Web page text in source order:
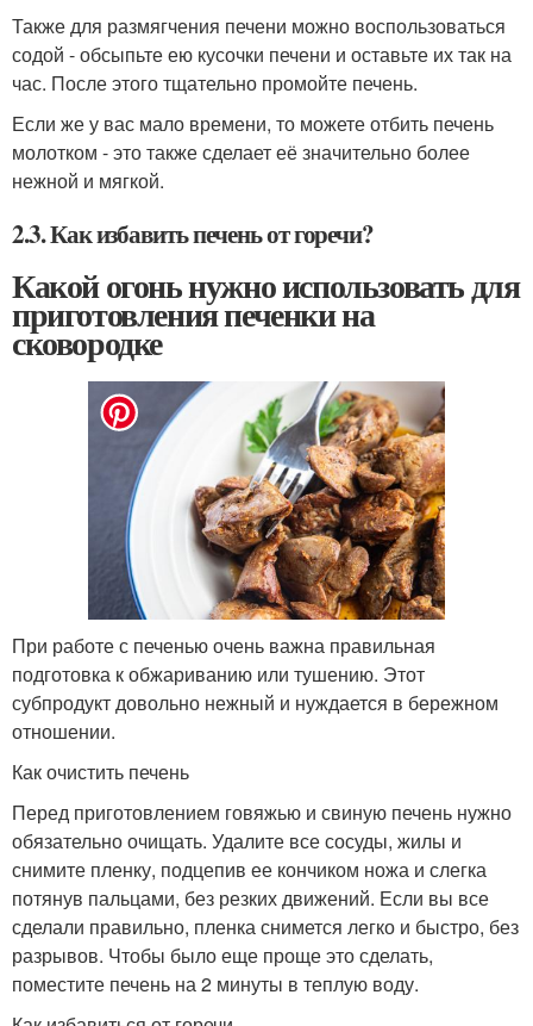
Также для размягчения печени можно воспользоваться
содой - обсыпьте ею кусочки печени и оставьте их так на
час. После этого тщательно промойте печень.
Если же у вас мало времени, то можете отбить печень
молотком - это также сделает её значительно более
нежной и мягкой.
2.3. Как избавить печень от горечи?
Какой огонь нужно использовать для
приготовления печенки на
сковородке
При работе с печенью очень важна правильная
подготовка к обжариванию или тушению. Этот
субпродукт довольно нежный и нуждается в бережном
отношении.
Как очистить печень
Перед приготовлением говяжью и свиную печень нужно
обязательно очищать. Удалите все сосуды, жилы и
снимите пленку, подцепив ее кончиком ножа и слегка
потянув пальцами, без резких движений. Если вы все
сделали правильно, пленка снимется легко и быстро, без
разрывов. Чтобы было еще проще это сделать,
поместите печень на 2 минуты в теплую воду.